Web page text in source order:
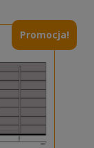
Promocja!